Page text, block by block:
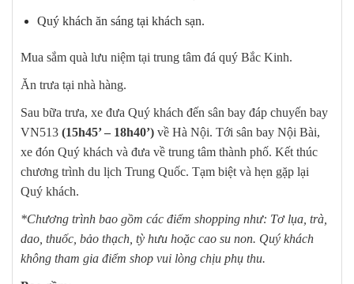
Quý khách ăn sáng tại khách sạn.
Mua sắm quà lưu niệm tại trung tâm đá quý Bắc Kinh.
Ăn trưa tại nhà hàng.
Sau bữa trưa, xe đưa Quý khách đến sân bay đáp chuyến bay
VN513 (15h45’ – 18h40’) về Hà Nội. Tới sân bay Nội Bài,
xe đón Quý khách và đưa về trung tâm thành phố. Kết thúc
chương trình du lịch Trung Quốc. Tạm biệt và hẹn gặp lại
Quý khách.
*Chương trình bao gồm các điểm shopping như: Tơ lụa, trà,
dao, thuốc, bảo thạch, tỳ hưu hoặc cao su non. Quý khách
không tham gia điểm shop vui lòng chịu phụ thu.